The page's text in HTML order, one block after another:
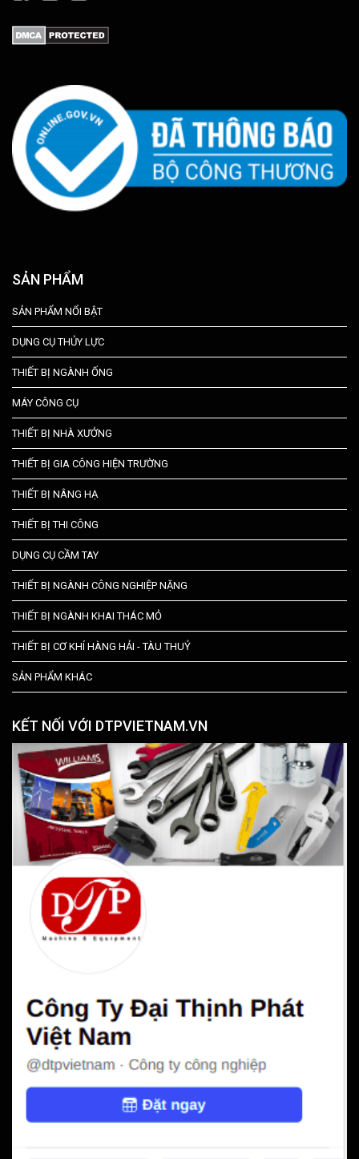
SẢN PHẨM
SẢN PHẨM NỔI BẬT
DỤNG CỤ THỦY LỰC
THIẾT BỊ NGÀNH ỐNG
MÁY CÔNG CỤ
THIẾT BỊ NHÀ XƯỞNG
THIẾT BỊ GIA CÔNG HIỆN TRƯỜNG
THIẾT BỊ NÂNG HẠ
THIẾT BỊ THI CÔNG
DỤNG CỤ CẦM TAY
THIẾT BỊ NGÀNH CÔNG NGHIỆP NẶNG
THIẾT BỊ NGÀNH KHAI THÁC MỎ
THIẾT BỊ CƠ KHÍ HÀNG HẢI - TÀU THUỶ
SẢN PHẨM KHÁC
KẾT NỐI VỚI DTPVIETNAM.VN